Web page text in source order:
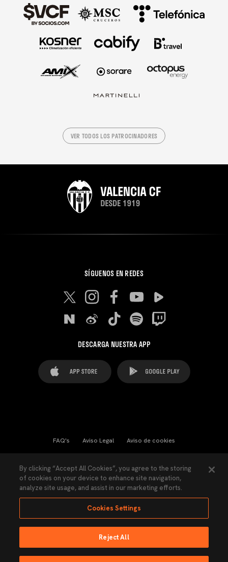
VER TODOS LOS PATROCINADORES
SÍGUENOS EN REDES
DESCARGA NUESTRA APP
FAQ's Aviso Legal Aviso de cookies
Ley Transparencia Política de Privacidad
Accesibilidad
Ninguna parte de esta página puede ser reproducida sin el permiso del Valencia
By clicking “Accept All Cookies”, you agree to the storing
of cookies on your device to enhance site navigation,
analyze site usage, and assist in our marketing efforts.
Cookies Settings
Reject All